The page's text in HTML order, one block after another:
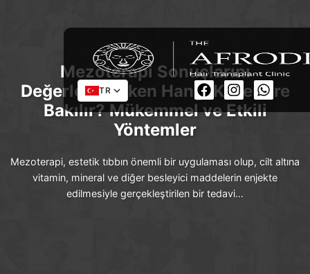
TR
Mezoterapi Sonuçlarını
Değerlendirirken Hangi Kriterlere
Bakılır? Mükemmel ve Etkili
Yöntemler
Mezoterapi, estetik tıbbın önemli bir uygulaması olup, cilt altına
vitamin, mineral ve diğer besleyici maddelerin enjekte
edilmesiyle gerçekleştirilen bir tedavi…